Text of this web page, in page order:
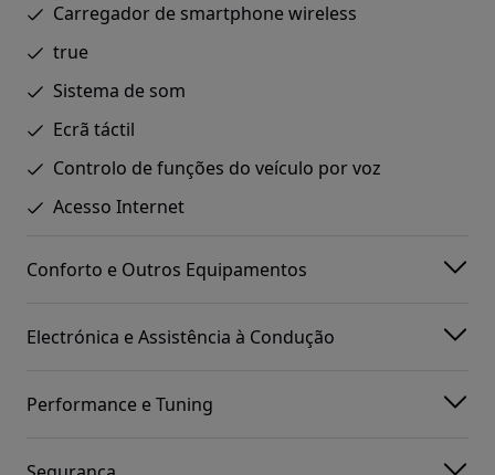
Carregador de smartphone wireless
true
Sistema de som
Ecrã táctil
Controlo de funções do veículo por voz
Acesso Internet
Conforto e Outros Equipamentos
Electrónica e Assistência à Condução
Performance e Tuning